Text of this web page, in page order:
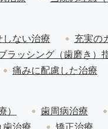
しない治療
充実の
ラッシング（歯磨き）
痛みに配慮した治療
歯周病治療